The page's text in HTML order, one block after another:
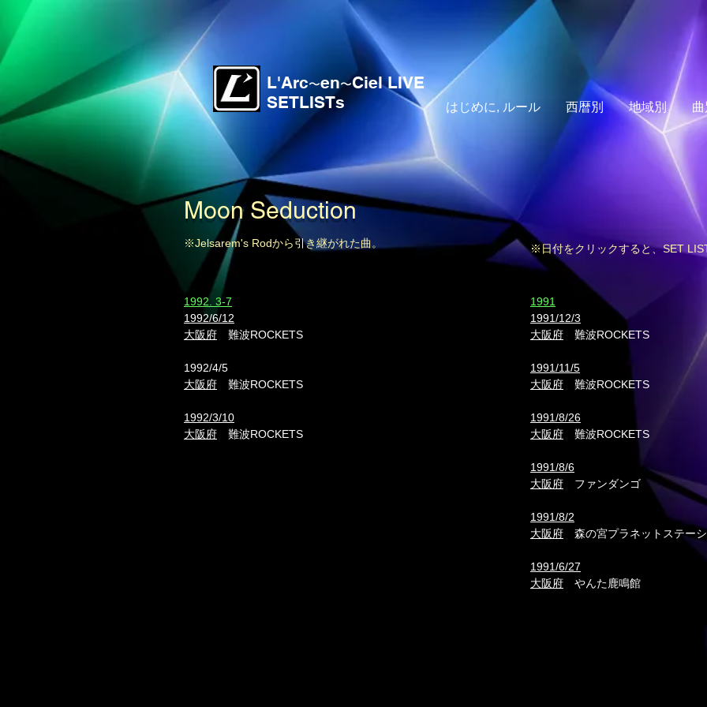
L'Arc〜en〜Ciel LIVE
SETLISTs
はじめに, ルール 西暦別 地域別
Moon Seduction
※Jelsarem's Rodから引き継がれた曲。
​1992. 3-7
1992/6/12
大阪府 難波ROCKETS
1992/4/5
大阪府 難波ROCKETS
1992/3/10
大阪府 難波ROCKETS
※日付をクリックすると、SET
​1991
1991/12/3
大阪府 難波ROCKETS
1991/11/5
大阪府 難波ROCKETS
1991/8/26
大阪府 難波ROCKETS
1991/8/6
大阪府 ファンダンゴ
1991/8/2
大阪府 森の宮プラネット ステー
1991/6/27
大阪府 やんた鹿鳴館